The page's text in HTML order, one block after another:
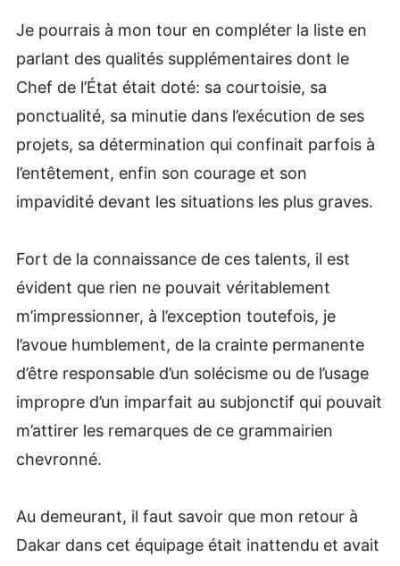
Je pourrais à mon tour en compléter la liste en
parlant des qualités supplémentaires dont le
Chef de l’État était doté: sa courtoisie, sa
ponctualité, sa minutie dans l’exécution de ses
projets, sa détermination qui confinait parfois à
l’entêtement, enfin son courage et son
impavidité devant les situations les plus graves.
Fort de la connaissance de ces talents, il est
évident que rien ne pouvait véritablement
m’impressionner, à l’exception toutefois, je
l’avoue humblement, de la crainte permanente
d’être responsable d’un solécisme ou de l’usage
impropre d’un imparfait au subjonctif qui pouvait
m’attirer les remarques de ce grammairien
chevronné.
Au demeurant, il faut savoir que mon retour à
Dakar dans cet équipage était inattendu et avait